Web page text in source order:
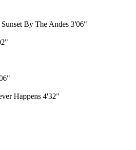
By The Andes 3'06"
Happens 4'32"